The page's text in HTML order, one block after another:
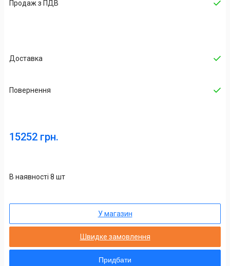
Продаж з ПДВ
Доставка
Повернення
15252 грн.
В наявності 8 шт
У магазин
Швидке замовлення
Придбати